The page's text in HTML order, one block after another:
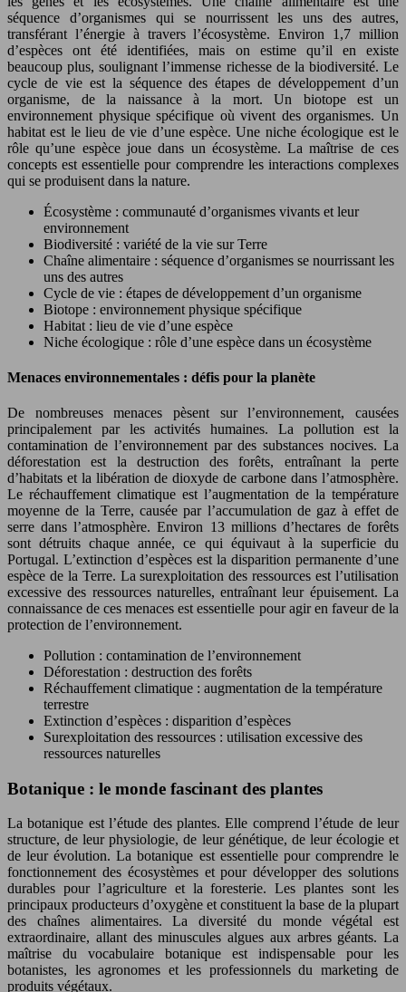
séquence d’organismes qui se nourrissent les uns des autres,
transférant l’énergie à travers l’écosystème. Environ 1,7 million
d’espèces ont été identifiées, mais on estime qu’il en existe
beaucoup plus, soulignant l’immense richesse de la biodiversité. Le
cycle de vie est la séquence des étapes de développement d’un
organisme, de la naissance à la mort. Un biotope est un
environnement physique spécifique où vivent des organismes. Un
habitat est le lieu de vie d’une espèce. Une niche écologique est le
rôle qu’une espèce joue dans un écosystème. La maîtrise de ces
concepts est essentielle pour comprendre les interactions complexes
qui se produisent dans la nature.
Écosystème : communauté d’organismes vivants et leur
environnement
Biodiversité : variété de la vie sur Terre
Chaîne alimentaire : séquence d’organismes se nourrissant les
uns des autres
Cycle de vie : étapes de développement d’un organisme
Biotope : environnement physique spécifique
Habitat : lieu de vie d’une espèce
Niche écologique : rôle d’une espèce dans un écosystème
Menaces environnementales : défis pour la planète
De nombreuses menaces pèsent sur l’environnement, causées
principalement par les activités humaines. La pollution est la
contamination de l’environnement par des substances nocives. La
déforestation est la destruction des forêts, entraînant la perte
d’habitats et la libération de dioxyde de carbone dans l’atmosphère.
Le réchauffement climatique est l’augmentation de la température
moyenne de la Terre, causée par l’accumulation de gaz à effet de
serre dans l’atmosphère. Environ 13 millions d’hectares de forêts
sont détruits chaque année, ce qui équivaut à la superficie du
Portugal. L’extinction d’espèces est la disparition permanente d’une
espèce de la Terre. La surexploitation des ressources est l’utilisation
excessive des ressources naturelles, entraînant leur épuisement. La
connaissance de ces menaces est essentielle pour agir en faveur de la
protection de l’environnement.
Pollution : contamination de l’environnement
Déforestation : destruction des forêts
Réchauffement climatique : augmentation de la température
terrestre
Extinction d’espèces : disparition d’espèces
Surexploitation des ressources : utilisation excessive des
ressources naturelles
Botanique : le monde fascinant des plantes
La botanique est l’étude des plantes. Elle comprend l’étude de leur
structure, de leur physiologie, de leur génétique, de leur écologie et
de leur évolution. La botanique est essentielle pour comprendre le
fonctionnement des écosystèmes et pour développer des solutions
durables pour l’agriculture et la foresterie. Les plantes sont les
principaux producteurs d’oxygène et constituent la base de la plupart
des chaînes alimentaires. La diversité du monde végétal est
extraordinaire, allant des minuscules algues aux arbres géants. La
maîtrise du vocabulaire botanique est indispensable pour les
botanistes, les agronomes et les professionnels du marketing de
produits végétaux.